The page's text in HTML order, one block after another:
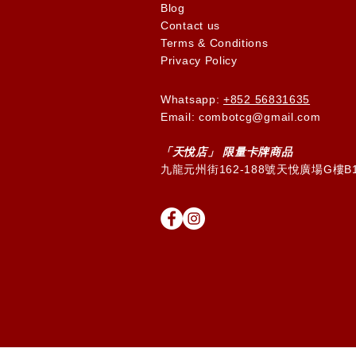
Blog
Contact us
Terms & Conditions
Privacy Policy
Whatsapp: +852 56831635
Email: combotcg@gmail.com
「天悅店」 限量卡牌商品
九龍元州街162-188號天悅廣場G樓